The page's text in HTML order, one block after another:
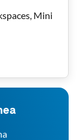
Mini